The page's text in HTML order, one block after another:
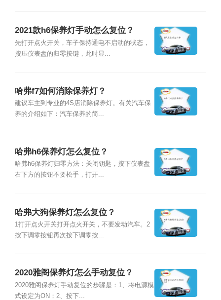
2021款h6保养灯手动怎么复位？
先打开点火开关，车子保持通电不启动的状态，
按压仪表盘的归零按键，此时显...
哈弗f7如何消除保养灯？
建议车主到专业的4S店消除保养灯。有关汽车保
养的介绍如下：汽车保养的简...
哈弗h6保养灯怎么复位？
哈弗h6保养灯归零方法：关闭钥匙，按下仪表盘
右下方的按钮不要松手，打开...
哈弗大狗保养灯怎么复位？
1打开点火开关打开点火开关，不要发动汽车。2
按下调零按钮再次按下调零按...
2020雅阁保养灯怎么手动复位？
2020雅阁保养灯手动复位的步骤是：1、将电源模
式设定为ON；2、按下...